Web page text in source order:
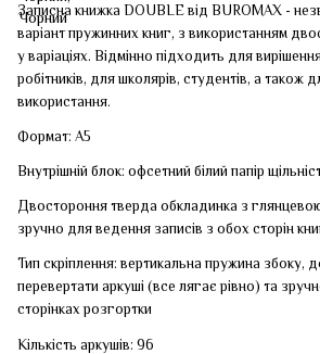
Записна книжка DOUBLE від BUROMAX -
варіант пружинних книг, з використанням
у варіаціях. Відмінно підходить для
робітників, для школярів, студентів, а також
використання.
Формат: А5
Внутрішній блок: офсетний білий папір
Двостороння тверда обкладинка з
зручно для ведення записів з обох сторін
Тип скріплення: вертикальна пружина збоку,
перевертати аркуші (все лягає рівно) та
сторінках розгортки
Кількість аркушів: 96